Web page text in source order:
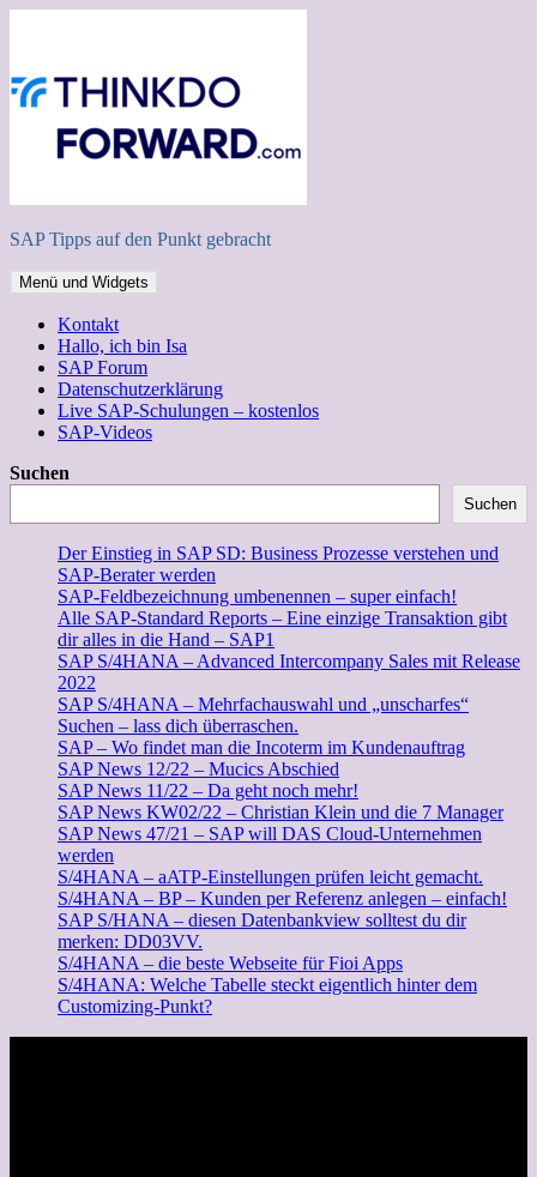
SAP Tipps auf den Punkt gebracht
Menü und Widgets
Kontakt
Hallo, ich bin Isa
SAP Forum
Datenschutzerklärung
Live SAP-Schulungen – kostenlos
SAP-Videos
Suchen
Suchen
Der Einstieg in SAP SD: Business Prozesse verstehen und
SAP-Berater werden
SAP-Feldbezeichnung umbenennen – super einfach!
Alle SAP-Standard Reports – Eine einzige Transaktion gibt
dir alles in die Hand – SAP1
SAP S/4HANA – Advanced Intercompany Sales mit Release
2022
SAP S/4HANA – Mehrfachauswahl und „unscharfes“
Suchen – lass dich überraschen.
SAP – Wo findet man die Incoterm im Kundenauftrag
SAP News 12/22 – Mucics Abschied
SAP News 11/22 – Da geht noch mehr!
SAP News KW02/22 – Christian Klein und die 7 Manager
SAP News 47/21 – SAP will DAS Cloud-Unternehmen
werden
S/4HANA – aATP-Einstellungen prüfen leicht gemacht.
S/4HANA – BP – Kunden per Referenz anlegen – einfach!
SAP S/HANA – diesen Datenbankview solltest du dir
merken: DD03VV.
S/4HANA – die beste Webseite für Fioi Apps
S/4HANA: Welche Tabelle steckt eigentlich hinter dem
Customizing-Punkt?